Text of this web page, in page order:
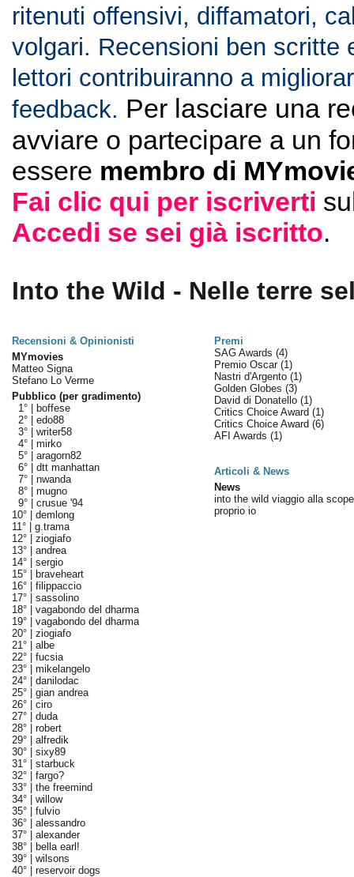
ritenuti offensivi, diffamatori,
volgari. Recensioni ben scritte
lettori contribuiranno a
feedback. Per lasciare una
avviare o partecipare a un
essere membro di
Fai clic qui per iscriverti
Accedi se sei già iscritto.
Into the Wild - Nelle terre
Recensioni & Opinionisti
Premi
MYmovies
Matteo Signa
Stefano Lo Verme
Pubblico (per gradimento)
1° |
boffese
2° | edo88
3° | writer58
4° | mirko
5° | aragorn82
6° | dtt manhattan
7° | nwanda
8° | mugno
9° | crusue '94
10° | demlong
11° | g.trama
12° | ziogiafo
13° | andrea
14° | sergio
15° |
braveheart
16° | filippaccio
17° | sassolino
18° | vagabondo del dharma
19° | vagabondo del dharma
20° | ziogiafo
21° | albe
22° | fucsia
23° | mikelangelo
24° | danilodac
25° | gian andrea
26° | ciro
27° | duda
28° | robert
29° | alfredik
30° | sixy89
31° | starbuck
32° | fargo?
33° | the freemind
34° | willow
35° | fulvio
36° | alessandro
37° | alexander
38° |
bella earl!
39° | wilsons
40° | reservoir dogs
SAG Awards (4)
Premio Oscar (1)
Nastri d'Argento (1)
Golden Globes (3)
David di Donatello (1)
Critics Choice Award (1)
Critics Choice Award (6)
AFI Awards (1)
Articoli & News
News
into the wild viaggio alla
proprio io